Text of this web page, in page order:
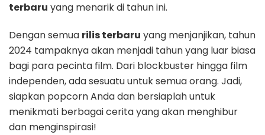
terbaru yang menarik di tahun ini.
Dengan semua rilis terbaru yang menjanjikan, tahun
2024 tampaknya akan menjadi tahun yang luar biasa
bagi para pecinta film. Dari blockbuster hingga film
independen, ada sesuatu untuk semua orang. Jadi,
siapkan popcorn Anda dan bersiaplah untuk
menikmati berbagai cerita yang akan menghibur
dan menginspirasi!